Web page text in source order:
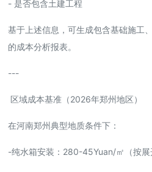
- 是否包含土建工程
基于上述信息，可生成包含基础施工
的成本分析报表。
---
区域成本基准（2026年郑州地区）
在河南郑州典型地质条件下：
-纯水箱安装：280-45Yuan/㎡（按展